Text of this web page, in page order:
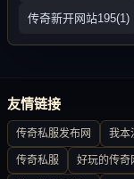
传奇新开网站195(1)
友情链接
传奇私服发布网 我本
传奇私服 好玩的传奇